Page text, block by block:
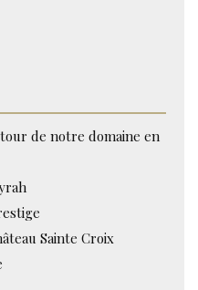
de notre domaine en
Sainte Croix